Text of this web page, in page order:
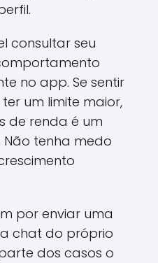
consultar seu
no app. Se sentir
um limite maior,
de renda é um
tenha medo
por enviar uma
chat do próprio
dos casos o